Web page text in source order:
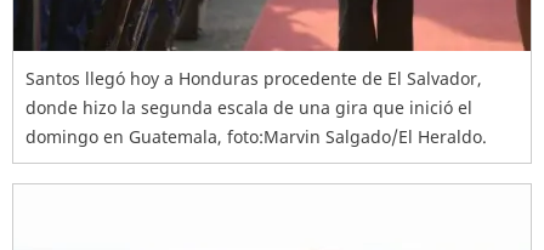
Santos llegó hoy a Honduras procedente de El Salvador,
donde hizo la segunda escala de una gira que inició el
domingo en Guatemala, foto:Marvin Salgado/El Heraldo.